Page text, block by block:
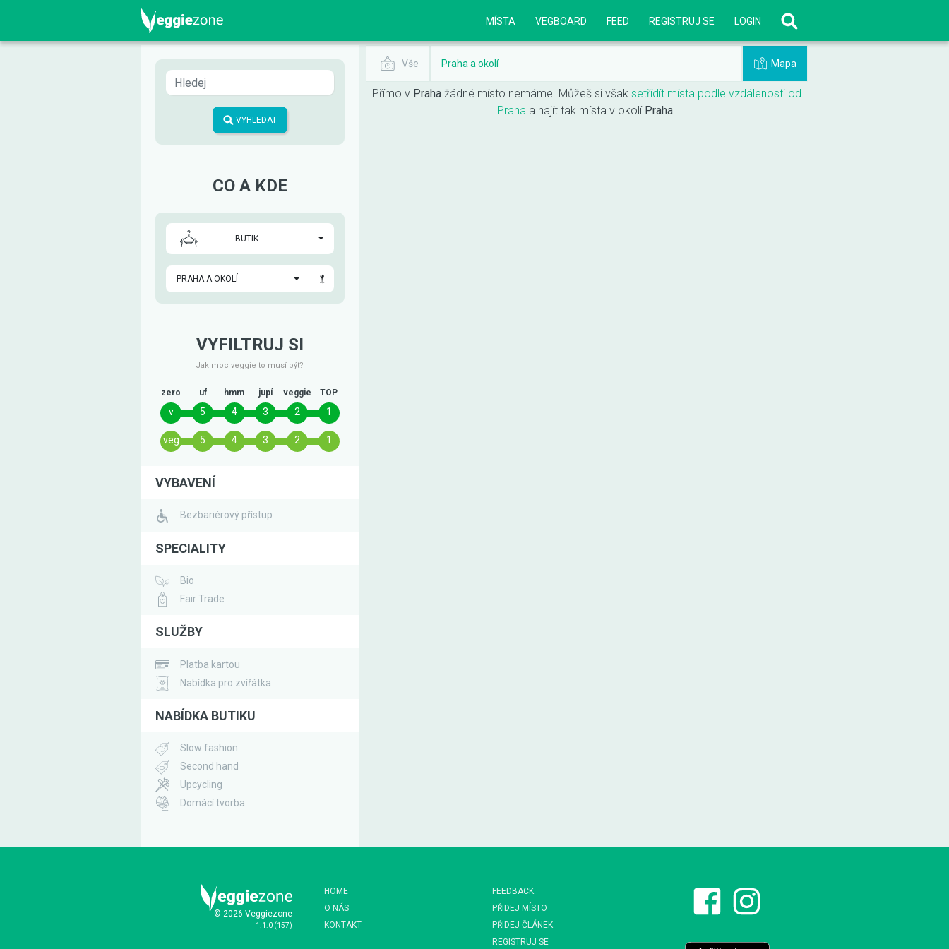
MÍSTA VEGBOARD FEED REGISTRUJ SE LOGIN
VYHLEDAT
CO A KDE
BUTIK
PRAHA A OKOLÍ
VYFILTRUJ SI
Jak moc veggie to musí být?
zero uf hmm jupí veggie TOP
v 5 4 3 2 1
veg 5 4 3 2 1
VYBAVENÍ
Bezbariérový přístup
SPECIALITY
Bio
Fair Trade
SLUŽBY
Platba kartou
Nabídka pro zvířátka
NABÍDKA BUTIKU
Slow fashion
Second hand
Upcycling
Domácí tvorba
Vše Praha a okolí Mapa
Přímo v Prahažádné místo nemáme. Můžeš si však setřídít místa podle vzdálenosti od
Praha a najít tak místa v okolí Praha.
© 2026 Veggiezone
1.1.0(157)
HOME
O NÁS
KONTAKT
FEEDBACK
PŘIDEJ MÍSTO
PŘIDEJ ČLÁNEK
REGISTRUJ SE